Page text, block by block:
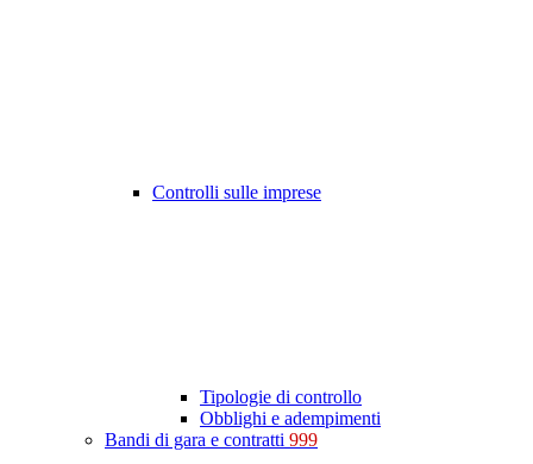
Controlli sulle imprese
Tipologie di controllo
Obblighi e adempimenti
Bandi di gara e contratti 999